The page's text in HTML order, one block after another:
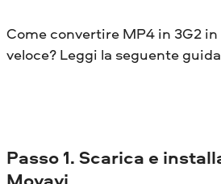
Come convertire MP4 in 3G2
veloce? Leggi la seguente
Passo 1. Scarica e